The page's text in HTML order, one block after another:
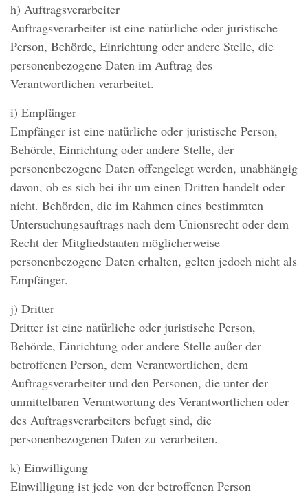
h) Auftragsverarbeiter
Auftragsverarbeiter ist eine natürliche oder juristische
Person, Behörde, Einrichtung oder andere Stelle, die
personenbezogene Daten im Auftrag des
Verantwortlichen verarbeitet.
i) Empfänger
Empfänger ist eine natürliche oder juristische Person,
Behörde, Einrichtung oder andere Stelle, der
personenbezogene Daten offengelegt werden, unabhängig
davon, ob es sich bei ihr um einen Dritten handelt oder
nicht. Behörden, die im Rahmen eines bestimmten
Untersuchungsauftrags nach dem Unionsrecht oder dem
Recht der Mitgliedstaaten möglicherweise
personenbezogene Daten erhalten, gelten jedoch nicht als
Empfänger.
j) Dritter
Dritter ist eine natürliche oder juristische Person,
Behörde, Einrichtung oder andere Stelle außer der
betroffenen Person, dem Verantwortlichen, dem
Auftragsverarbeiter und den Personen, die unter der
unmittelbaren Verantwortung des Verantwortlichen oder
des Auftragsverarbeiters befugt sind, die
personenbezogenen Daten zu verarbeiten.
k) Einwilligung
Einwilligung ist jede von der betroffenen Person